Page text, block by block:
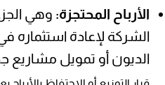
الأرباح المحتجزة: وهي
الشركة لإعادة استثماره
الديون أو تمويل مشاريع